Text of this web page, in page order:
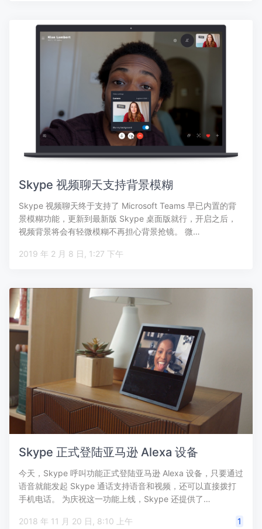
Skype 视频聊天支持背景模糊
Skype 视频聊天终于支持了 Microsoft Teams 早已内置的背
景模糊功能，更新到最新版 Skype 桌面版就行，开启之后，
视频背景将会有轻微模糊不再担心背景抢镜。 微…
2019 年 2 月 8 日, 1:27 下午
Skype 正式登陆亚马逊 Alexa 设备
今天，Skype 呼叫功能正式登陆亚马逊 Alexa 设备，只要通过
语音就能发起 Skype 通话支持语音和视频，还可以直接拨打
手机电话。 为庆祝这一功能上线，Skype 还提供了…
2018 年 11 月 20 日, 8:10 上午 1